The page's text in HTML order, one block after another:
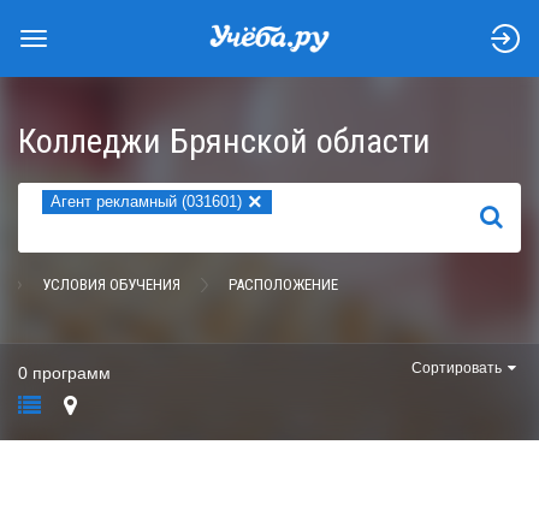
Колледжи Брянской области
Агент рекламный (031601) ×
НАЙТИ
УСЛОВИЯ ОБУЧЕНИЯ РАСПОЛОЖЕНИЕ
0 программ Сортировать